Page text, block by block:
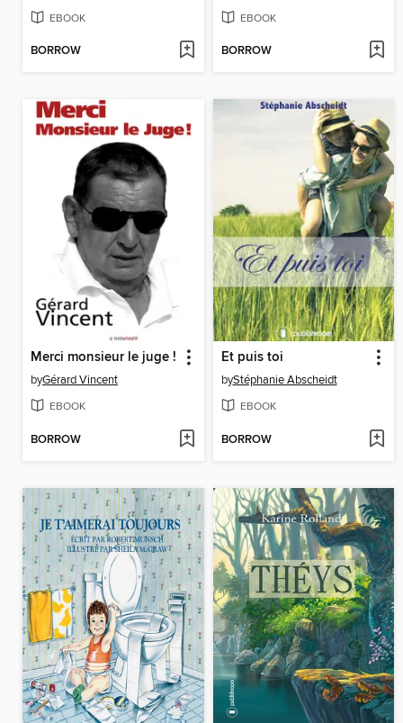
EBOOK
BORROW
EBOOK
BORROW
Merci monsieur le juge !
byGérard Vincent
EBOOK
BORROW
Et puis toi
byStéphanie Abscheidt
EBOOK
BORROW